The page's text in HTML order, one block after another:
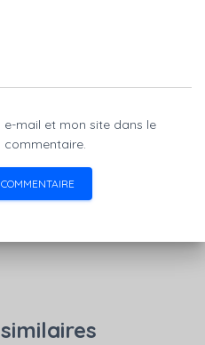
mail et mon site dans le